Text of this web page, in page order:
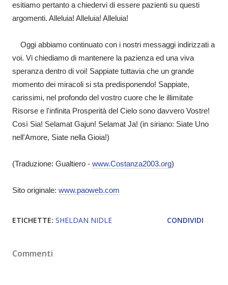
esitiamo pertanto a chiedervi di essere pazienti su questi
argomenti. Alleluia! Alleluia! Alleluia!
Oggi abbiamo continuato con i nostri messaggi indirizzati a
voi. Vi chiediamo di mantenere la pazienza ed una viva
speranza dentro di voi! Sappiate tuttavia che un grande
momento dei miracoli si sta predisponendo! Sappiate,
carissimi, nel profondo del vostro cuore che le illimitate
Risorse e l'infinita Prosperità del Cielo sono davvero Vostre!
Così Sia! Selamat Gajun! Selamat Ja! (in siriano: Siate Uno
nell'Amore, Siate nella Gioia!)
(Traduzione: Gualtiero - www.Costanza2003.org)
Sito originale: www.paoweb.com
ETICHETTE: SHELDAN NIDLE CONDIVIDI
Commenti